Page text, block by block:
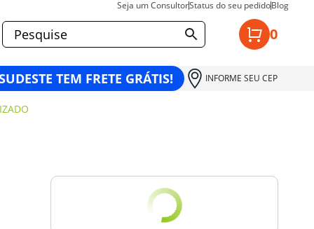
Seja um ConsultorStatus do seu pedidoBlog
0
TEM FRETE GRÁTIS! INFORME SEU CEP